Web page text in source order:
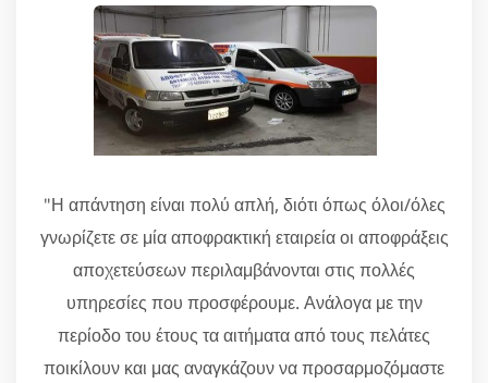
"Η απάντηση είναι πολύ απλή, διότι όπως όλοι/όλες
γνωρίζετε σε μία αποφρακτική εταιρεία οι αποφράξεις
αποχετεύσεων περιλαμβάνονται στις πολλές
υπηρεσίες που προσφέρουμε. Ανάλογα με την
περίοδο του έτους τα αιτήματα από τους πελάτες
ποικίλουν και μας αναγκάζουν να προσαρμοζόμαστε